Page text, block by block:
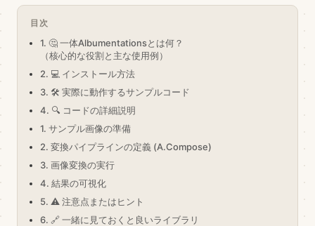
目次
1. 🤔 一体Albumentationsとは何？
（核心的な役割と主な使用例）
2. 💻 インストール方法
3. 🛠️ 実際に動作するサンプルコード
4. 🔍 コードの詳細説明
1. サンプル画像の準備
2. 変換パイプラインの定義 (A.Compose)
3. 画像変換の実行
4. 結果の可視化
5. ⚠️ 注意点またはヒント
6. 🔗 一緒に見ておくと良いライブラリ